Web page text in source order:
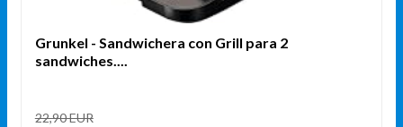
Grunkel - Sandwichera con Grill para 2
sandwiches....
22,90 EUR